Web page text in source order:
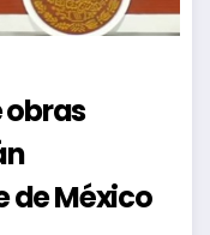
de México